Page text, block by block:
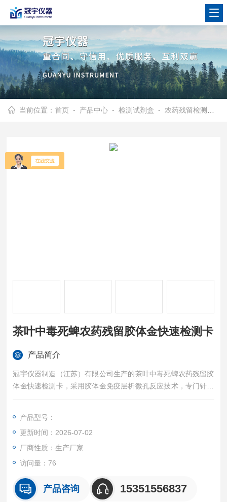
当前位置：首页 - 产品中心 -检测试剂盒 - 农药残留检测试剂
茶叶中毒死蜱农药残留胶体金快速检测卡
产品简介
冠宇仪器制造（江苏）有限公司生产的茶叶中毒死蜱农药残留胶
体金快速检测卡，采用胶体金免疫层析微孔反应技术，专门针对
茶叶基质中毒死蜱有机磷农药残留进行快速定性检测，产品检出
产品型号：
更新时间：2026-07-02
厂商性质：生产厂家
访问量：76
产品咨询 15351556837